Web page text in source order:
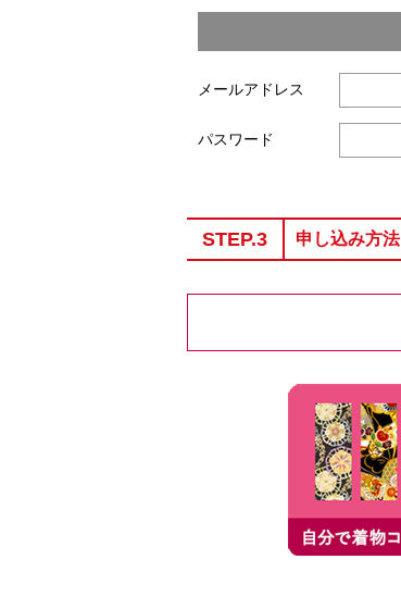
メールアドレス
パスワード
STEP.3 申し込み方法